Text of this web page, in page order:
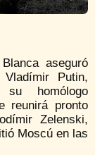
aseguró
Putin,
homólogo
reunirá pronto
Zelenski,
Moscú en las